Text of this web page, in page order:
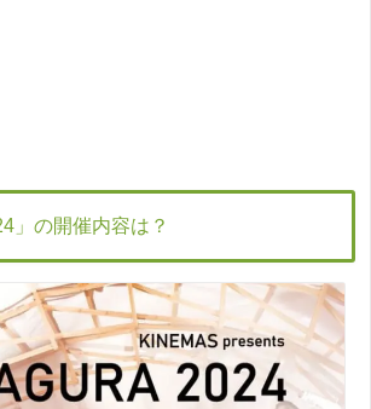
」の開催内容は？